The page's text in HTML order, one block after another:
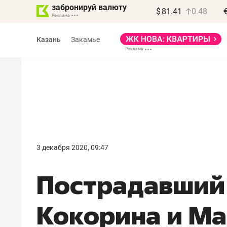
забронируй валюту $ 81.41 0.48
Казань Закамье
3 декабря 2020, 09:47
Кокорина и
правил, бизнес может
потерять минимум